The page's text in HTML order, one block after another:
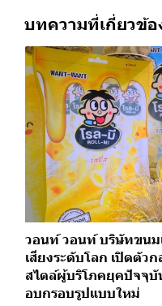
บทความที่เกี่ยวข้อ
วอนท์ วอนท์ บริษัทขน
เสียงระดับโลก เปิดตั
สไตล์ผู้บริโภคยุคปัจจุบั
อบกรอบรูปแบบใหม่